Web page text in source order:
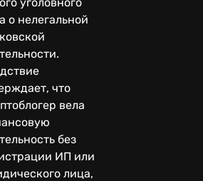
о нелегальной
что
вела
без
ИП или
лица,